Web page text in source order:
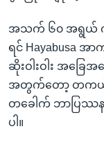
အသက် ၆၀ အရွယ် ကွ
ရင် Hayabusa
ဆိုးဝါးဝါး အခြေ
အတွက်တော့ တကယ့်
တခေါက် ဘာပြဿန
ပါ။